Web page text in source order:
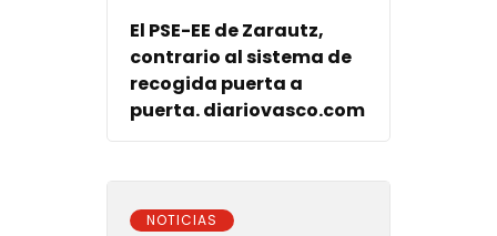
El PSE-EE de Zarautz,
contrario al sistema de
recogida puerta a
puerta. diariovasco.com
NOTICIAS